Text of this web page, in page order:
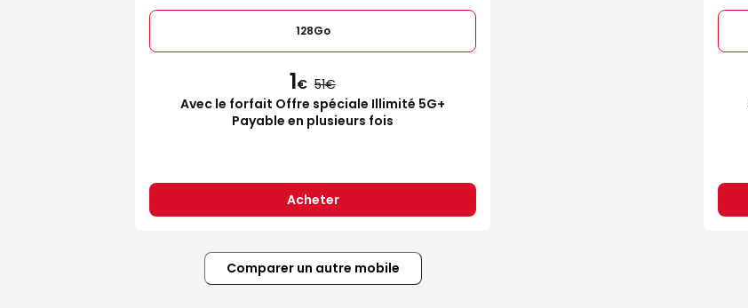
128Go
1€ 51
Avec le forfait Offre spéciale Illimité 5G+
Payable en plusieurs fois
Acheter
Comparer un autre mobile